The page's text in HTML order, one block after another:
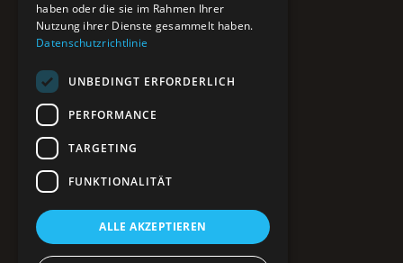
Ein Teil des BTP Reise-Netzwerks.
POIs entdecken
Interaktive Karte
Reiseblog
Reiseinfos & Tipps
Impressum
Datenschutz
haben oder die sie im Rahmen Ihrer
Nutzung ihrer Dienste gesammelt haben.
Datenschutzrichtlinie
UNBEDINGT ERFORDERLICH
PERFORMANCE
TARGETING
FUNKTIONALITÄT
ALLE AKZEPTIEREN